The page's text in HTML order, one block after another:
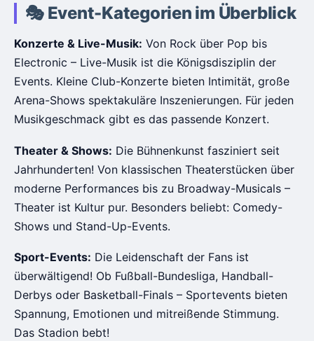
🎭 Event-Kategorien im Überblick
Konzerte & Live-Musik: Von Rock über Pop bis
Electronic – Live-Musik ist die Königsdisziplin der
Events. Kleine Club-Konzerte bieten Intimität, große
Arena-Shows spektakuläre Inszenierungen. Für jeden
Musikgeschmack gibt es das passende Konzert.
Theater & Shows: Die Bühnenkunst fasziniert seit
Jahrhunderten! Von klassischen Theaterstücken über
moderne Performances bis zu Broadway-Musicals –
Theater ist Kultur pur. Besonders beliebt: Comedy-
Shows und Stand-Up-Events.
Sport-Events: Die Leidenschaft der Fans ist
überwältigend! Ob Fußball-Bundesliga, Handball-
Derbys oder Basketball-Finals – Sportevents bieten
Spannung, Emotionen und mitreißende Stimmung.
Das Stadion bebt!